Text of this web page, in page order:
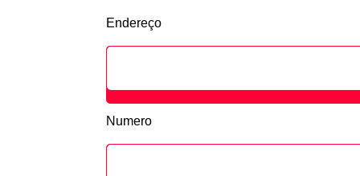
Endereço
Numero